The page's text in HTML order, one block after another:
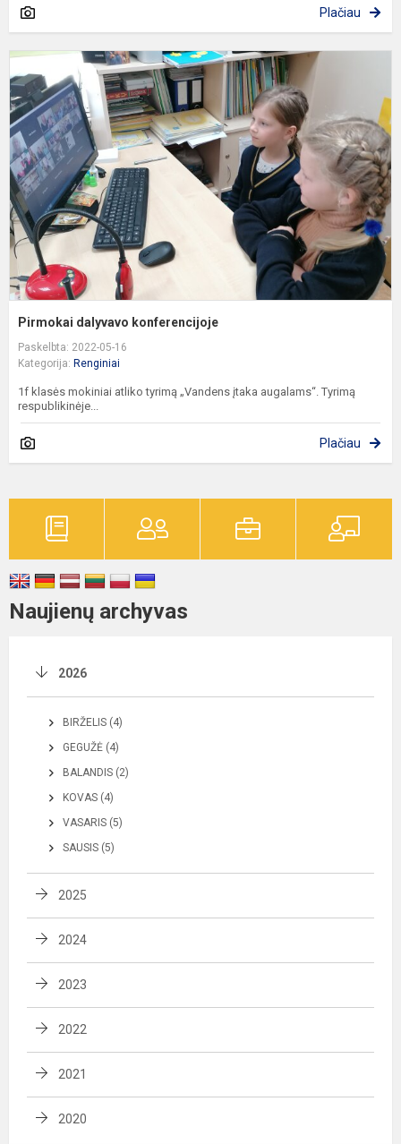
Plačiau
Pirmokai dalyvavo konferencijoje
Paskelbta: 2022-05-16
Kategorija: Renginiai
1f klasės mokiniai atliko tyrimą „Vandens įtaka augalams“. Tyrimą
respublikinėje...
Plačiau
Naujienų archyvas
2026
BIRŽELIS (4)
GEGUŽĖ (4)
BALANDIS (2)
KOVAS (4)
VASARIS (5)
SAUSIS (5)
2025
2024
2023
2022
2021
2020